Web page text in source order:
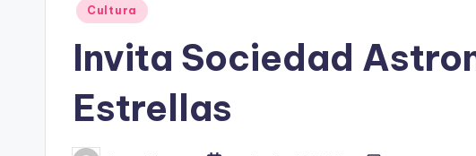
Publicado
Cultura
Invita Sociedad
Estrellas